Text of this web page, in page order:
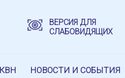
ВЕРСИЯ ДЛЯ
СЛАБОВИДЯЩИХ
КВН НОВОСТИ И СОБЫТИЯ